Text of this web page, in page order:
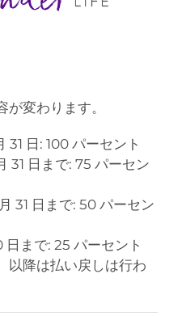
変わります。
31 日: 100 パーセント
31 日まで: 75 パーセン
31 日まで: 50 パーセン
日まで: 25 パーセント
以降は払い戻しは行わ